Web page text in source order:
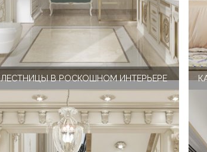
ЛЕСТНИЦЫ В РОСКОШНОМ ИНТЕРЬЕРЕ